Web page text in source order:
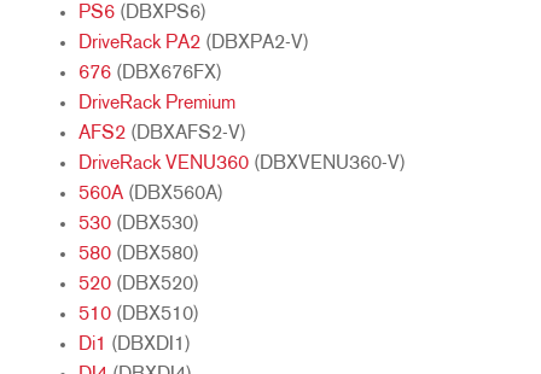
PS6 (DBXPS6)
DriveRack PA2 (DBXPA2-V)
676 (DBX676FX)
DriveRack Premium
AFS2 (DBXAFS2-V)
DriveRack VENU360 (DBXVENU360-V)
560A (DBX560A)
530 (DBX530)
580 (DBX580)
520 (DBX520)
510 (DBX510)
Di1 (DBXDI1)